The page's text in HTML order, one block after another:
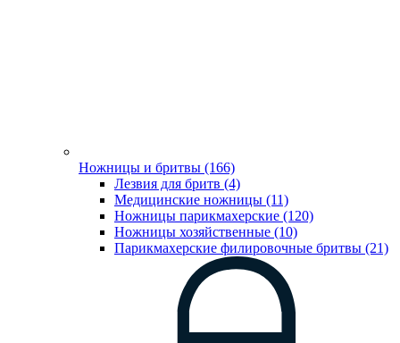
Ножницы и бритвы (166)
Лезвия для бритв (4)
Медицинские ножницы (11)
Ножницы парикмахерские (120)
Ножницы хозяйственные (10)
Парикмахерские филировочные бритвы (21)